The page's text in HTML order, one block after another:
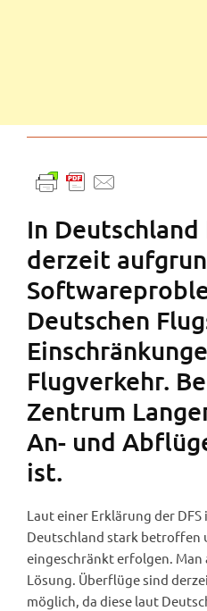
In
derzeit
Deutschen
Flugverkehr.
Zentrum
An- und
ist.
Laut einer Erklärung der
Deutschland stark betroffen
eingeschränkt erfolgen.
Lösung. Überflüge sind
möglich, da diese laut